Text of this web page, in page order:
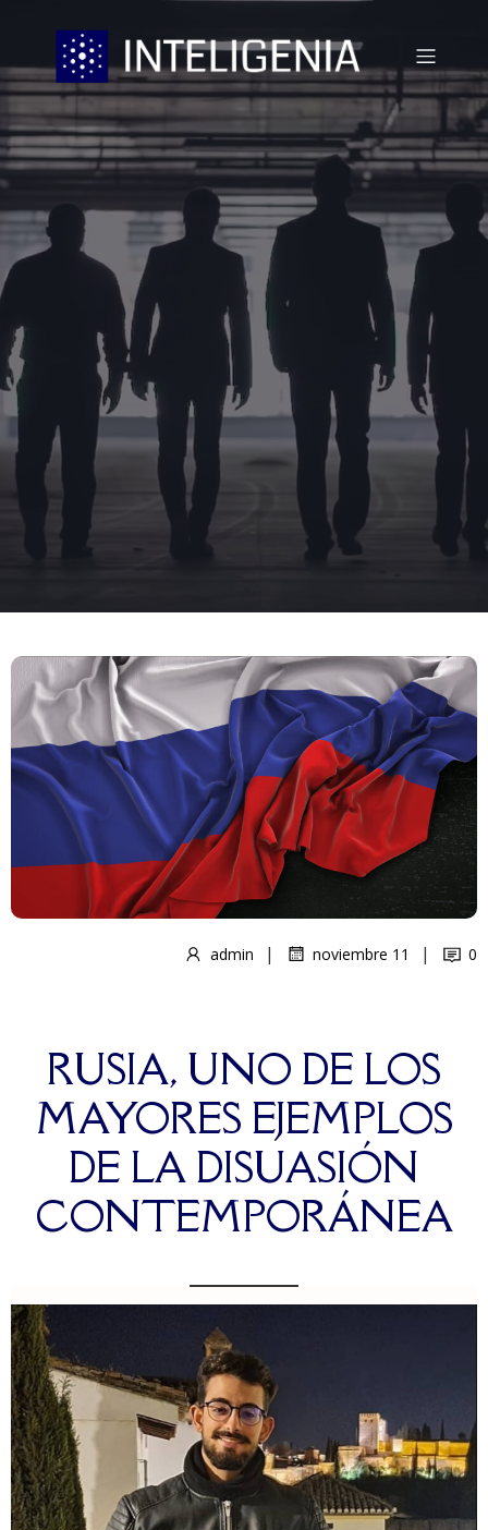
admin | noviembre 11 | 0
RUSIA, UNO DE LOS
MAYORES EJEMPLOS
DE LA DISUASIÓN
CONTEMPORÁNEA